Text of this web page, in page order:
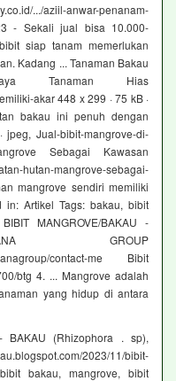
.../aziil-anwar-penanam-
- Sekali jual bisa 10.000-
siap tanam memerlukan
Kadang ... Tanaman Bakau
Tanaman Hias
akar 448 x 299 · 75 kB ·
bakau ini penuh dengan
Jual-bibit-mangrove-di-
Sebagai Kawasan
hutan-mangrove-sebagai-
mangrove sendiri memiliki
in: Artikel Tags: bakau, bibit
MANGROVE/BAKAU -
GROUP
contact-me Bibit
btg 4. ... Mangrove adalah
yang hidup di antara
BAKAU (Rhizophora . sp),
2023/11/bibit-
bakau, mangrove, bibit